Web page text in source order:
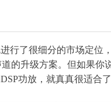
行了很细分的市场定位
的升级方案。但如果你
功放，就真真很适合了